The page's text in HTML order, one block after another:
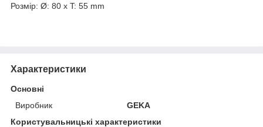
Розмір: Ø: 80 x T: 55 mm
Характеристики
Основні
Виробник
GEKA
Користувальницькі характеристики